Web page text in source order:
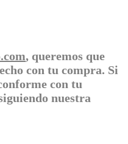
, queremos que
con tu compra. Si
con tu
nuestra